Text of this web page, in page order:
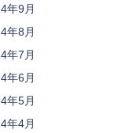
年9月
年8月
年7月
年6月
年5月
年4月